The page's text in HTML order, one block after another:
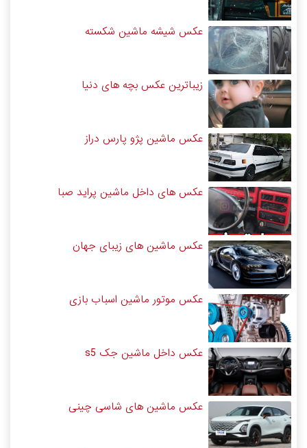
عکس شیشه ماشین شکسته
زیباترین عکس بچه های دنیا
عکس ماشین پژو پارس دراز
عکس های داخل ماشین پراید صبا
عکس ماشین های زیبای جهان
عکس موتور ماشین اسباب بازی
عکس داخل ماشین جک s5
عکس ماشین های شاسی چینی